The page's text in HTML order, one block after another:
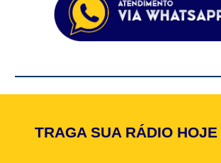
TRAGA SUA RÁDIO